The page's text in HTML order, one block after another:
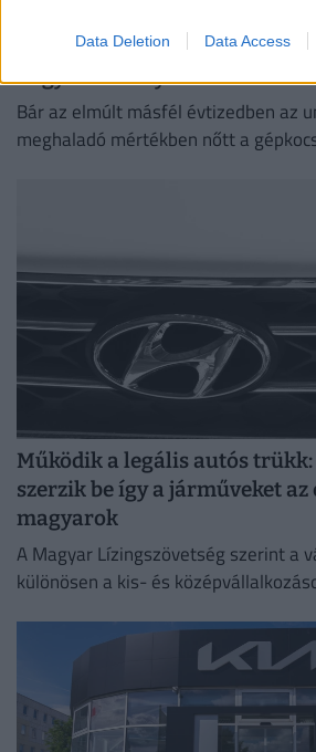
Data Deletion Data Access
Öregedő verdák lepték el a
nagyon veszélyes is lehet
Bár az elmúlt másfél évtizedben az
meghaladó mértékben nőtt a
Működik a legális autós
szerzik be így a járműveket az
magyarok
A Magyar Lízingszövetség szerint a
különösen a kis- és